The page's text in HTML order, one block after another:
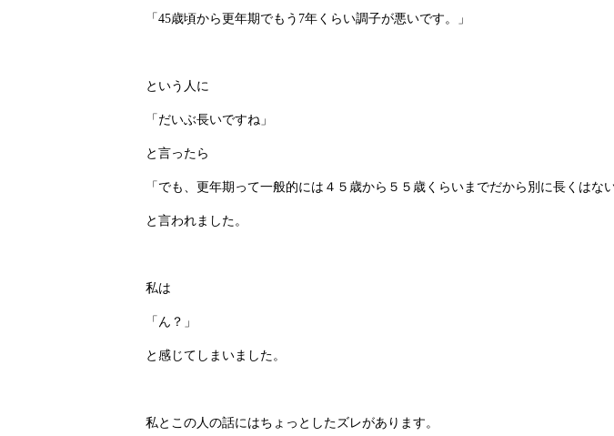
「45歳頃から更年期でもう7年くらい調子が悪いです。」
という人に
「だいぶ長いですね」
と言ったら
「でも、更年期って一般的には４５歳から５５歳くらいまでだから別に長くはな
と言われました。
私は
「ん？」
と感じてしまいました。
私とこの人の話にはちょっとしたズレがあります。